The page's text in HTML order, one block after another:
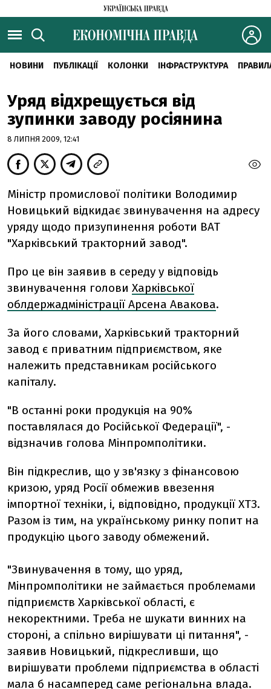
НОВИНИ ПУБЛІКАЦІЇ КОЛОНКИ ІНФРАСТРУКТУРА
Уряд відхрещується від
зупинки заводу росіянина
8 ЛИПНЯ 2009, 12:41
Міністр промислової політики Володимир
Новицький відкидає звинувачення на адресу
уряду щодо призупинення роботи ВАТ
"Харківський тракторний завод".
Про це він заявив в середу у відповідь
звинувачення голови Харківської
облдержадміністрації Арсена Авакова.
За його словами, Харківський тракторний
завод є приватним підприємством, яке
належить представникам російського
капіталу.
"В останні роки продукція на 90%
поставлялася до Російської Федерації", -
відзначив голова Мінпромполітики.
Він підкреслив, що у зв'язку з фінансовою
кризою, уряд Росії обмежив ввезення
імпортної техніки, і, відповідно, продукції ХТЗ.
Разом із тим, на українському ринку попит на
продукцію цього заводу обмежений.
"Звинувачення в тому, що уряд,
Мінпромполітики не займається проблемами
підприємств Харківської області, є
некоректними. Треба не шукати винних на
стороні, а спільно вирішувати ці питання", -
заявив Новицький, підкресливши, що
вирішувати проблеми підприємства в області
мала б насамперед саме регіональна влада.